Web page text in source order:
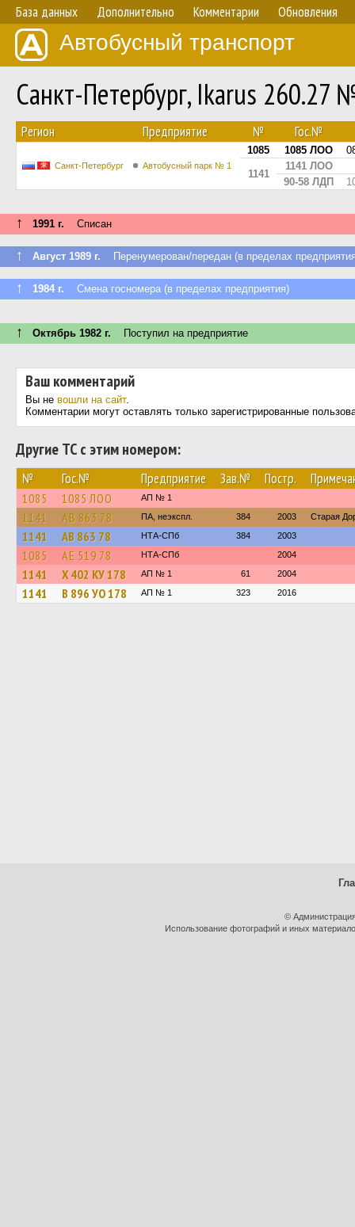
База данных Дополнительно Комментарии Обновления
Автобусный транспорт
Санкт-Петербург, Ikarus 260.27
Регион Предприятие № Гос.№
Санкт-Петербург Автобусный парк № 1
1085 1085 ЛОО
1141
1141 ЛОО
90-58 ЛДП
↑ 1991 г. Списан
↑ Август 1989 г. Перенумерован/передан (в пределах
↑ 1984 г. Смена госномера (в пределах предприятия)
↑ Октябрь 1982 г. Поступил на предприятие
Ваш комментарий
Вы не вошли на сайт.
Комментарии могут оставлять только зарегистрированные
Другие ТС с этим номером:
№ Гос.№ Предприятие Зав.№ Постр.
1085 1085 ЛОО АП № 1
1141 АВ 863 78 ПА, неэкспл. 384 2003 Старая
1141 АВ 863 78 НТА-СПб 384 2003
1085 АЕ 519 78 НТА-СПб 2004
1141 Х 402 КУ 178 АП № 1 61 2004
1141 В 896 УО 178 АП № 1 323 2016
©
Использование фотографий и иных